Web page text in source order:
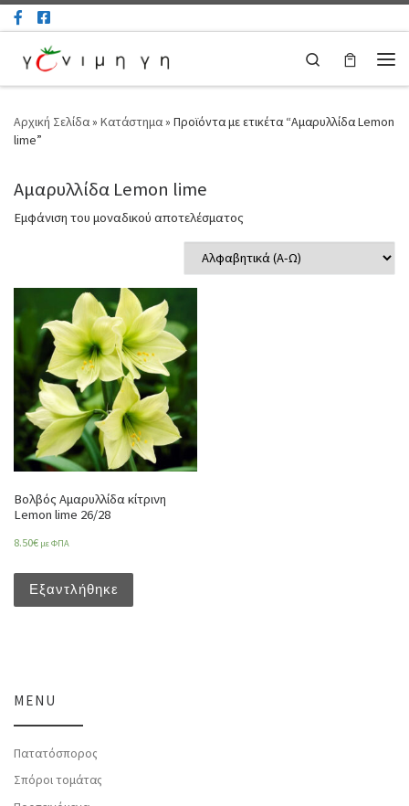
Μετάβαση στο περιεχόμενο
Search
Αρχική Σελίδα» Κατάστημα» Προϊόντα με ετικέτα “Αμαρυλλίδα Lemon
lime”
Αμαρυλλίδα Lemon lime
Εμφάνιση του μοναδικού αποτελέσματος
Βολβός Αμαρυλλίδα κίτρινη
Lemon lime 26/28
8.50€ με ΦΠΑ
Εξαντλήθηκε
MENU
Πατατόσπορος
Σπόροι τομάτας